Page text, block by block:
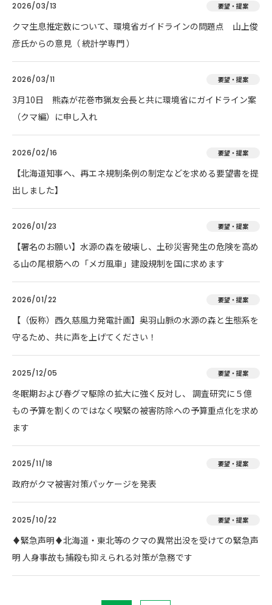
2026/03/13 要望・提案
クマ生息推定数について、環境省ガイドラインの問題点 山上俊
彦氏からの意見（ 統計学専門 ）
2026/03/11 要望・提案
3月10日 熊森が花巻市猟友会長と共に環境省にガイドライン案
（クマ編）に申し入れ
2026/02/16 要望・提案
【北海道知事へ、再エネ規制条例の制定などを求める要望書を提
出しました】
2026/01/23 要望・提案
【署名のお願い】水源の森を破壊し、土砂災害発生の危険を高め
る山の尾根筋への「メガ風車」建設規制を国に求めます
2026/01/22 要望・提案
【（仮称）西久慈風力発電計画】奥羽山脈の水源の森と生態系を
守るため、共に声を上げてください！
2025/12/05 要望・提案
冬眠期および春グマ駆除の拡大に強く反対し、 調査研究に５億
もの予算を割くのではなく喫緊の被害防除への予算重点化を求め
ます
2025/11/18 要望・提案
政府がクマ被害対策パッケージを発表
2025/10/22 要望・提案
♦️緊急声明♦️北海道・東北等のクマの異常出没を受けての緊急声
明 人身事故も捕殺も抑えられる対策が急務です